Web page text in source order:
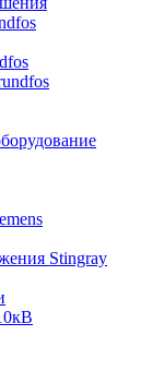
Stingray